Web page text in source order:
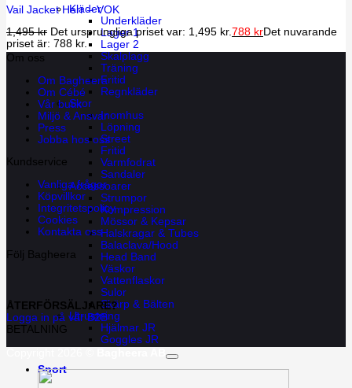
Kläder
Underkläder
Lager 1
Lager 2
Skalplagg
Träning
Fritid
Regnkläder
Skor
Inomhus
Löpning
Street
Fritid
Varmfodrat
Sandaler
Accessoarer
Strumpor
Kompression
Mössor & Kepsar
Halskragar & Tubes
Balaclava/Hood
Head Band
Väskor
Vattenflaskor
Sulor
Skärp & Bälten
Utrustning
Hjälmar JR
Goggles JR
Sport
Vail Jacket Herr – VOK
1,495kr Det ursprungliga priset var: 1,495 kr.788 krDet nuvarande
priset är: 788 kr.
Om oss
Om Bagheera
Om Cébé
Vår butik
Miljö & Ansvar
Press
Jobba hos oss
Kundservice
Vanliga frågor
Köpvillkor
Integritetspolicy
Cookies
Kontakta oss
Följ Bagheera
ÅTERFÖRSÄLJARE?
Logga in på vår B2B
BETALNING